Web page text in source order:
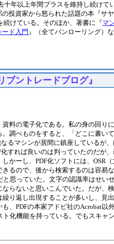
十年以上年間プラスを維持し続けて
投資家から怒られた話題の本『サ
続けている。そのほか、著書に『マ
ド入門 』（全てパンローリング）
ブントレードブログ』
料の電子化である。私の身の回り
。調べものをすると、「どこに書い
なるマシンが居間に鎮座しているが
すれば良いのは判っていたのだが
かーし、PDF化ソフトには、OSR
るので、後から検索するのは容易
と思っていた。文字の認識率はせい
らないと思いこんでいた。だが、
繰り返し出現することが多いし、見
、PDFの本家アドビ社のAcrobat以
ト化機能を持っている。でもスキャ